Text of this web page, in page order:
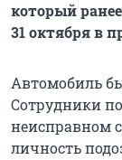
который
31 октября в
Автомобиль
Сотрудники
неисправном
личность